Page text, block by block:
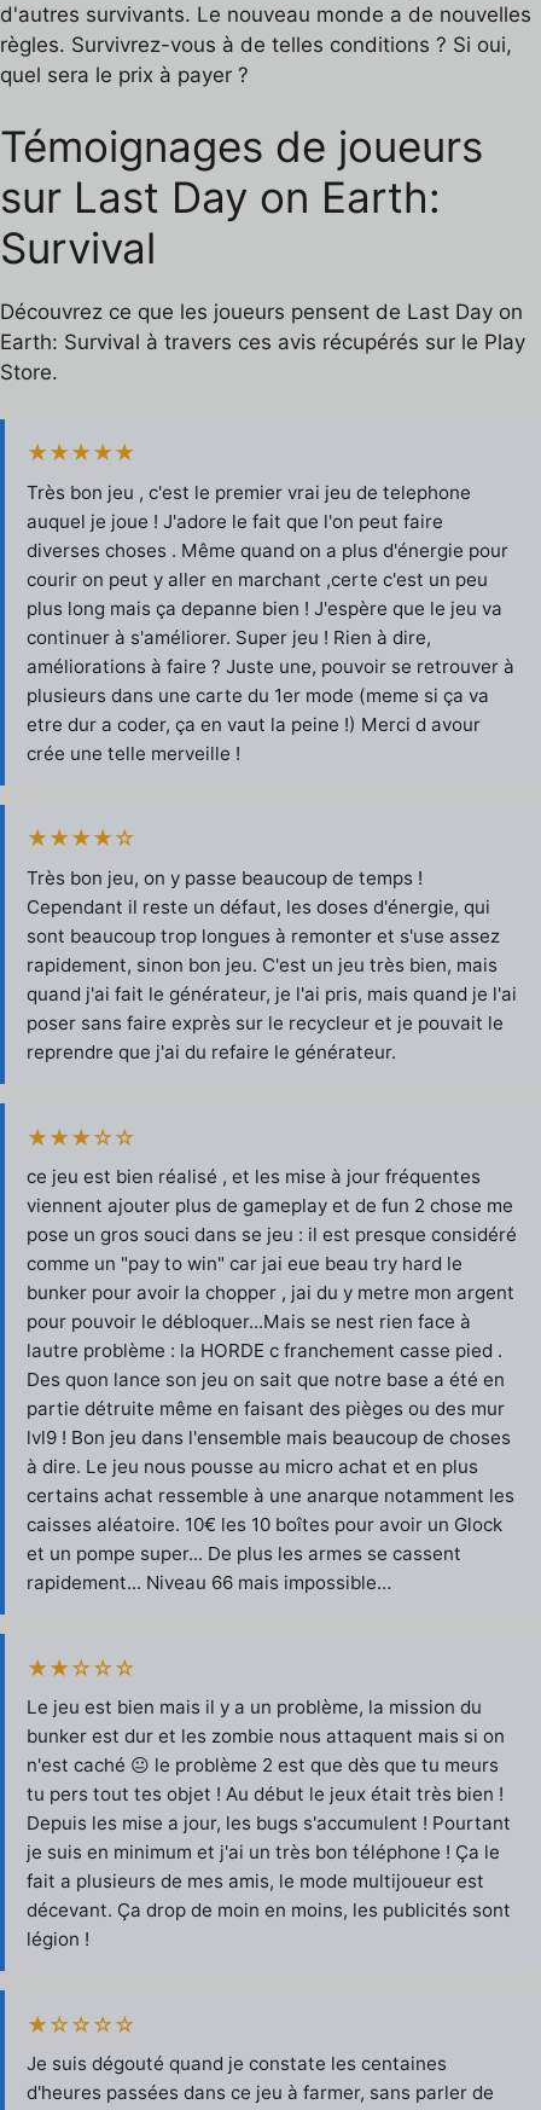
d'autres survivants. Le nouveau monde a de nouvelles
règles. Survivrez-vous à de telles conditions ? Si oui,
quel sera le prix à payer ?
Témoignages de joueurs
sur Last Day on Earth:
Survival
Découvrez ce que les joueurs pensent de Last Day on
Earth: Survival à travers ces avis récupérés sur le Play
Store.
★★★★★
Très bon jeu , c'est le premier vrai jeu de telephone
auquel je joue ! J'adore le fait que l'on peut faire
diverses choses . Même quand on a plus d'énergie pour
courir on peut y aller en marchant ,certe c'est un peu
plus long mais ça depanne bien ! J'espère que le jeu va
continuer à s'améliorer. Super jeu ! Rien à dire,
améliorations à faire ? Juste une, pouvoir se retrouver à
plusieurs dans une carte du 1er mode (meme si ça va
etre dur a coder, ça en vaut la peine !) Merci d avour
crée une telle merveille !
★★★★☆
Très bon jeu, on y passe beaucoup de temps !
Cependant il reste un défaut, les doses d'énergie, qui
sont beaucoup trop longues à remonter et s'use assez
rapidement, sinon bon jeu. C'est un jeu très bien, mais
quand j'ai fait le générateur, je l'ai pris, mais quand je l'ai
poser sans faire exprès sur le recycleur et je pouvait le
reprendre que j'ai du refaire le générateur.
★★★☆☆
ce jeu est bien réalisé , et les mise à jour fréquentes
viennent ajouter plus de gameplay et de fun 2 chose me
pose un gros souci dans se jeu : il est presque considéré
comme un "pay to win" car jai eue beau try hard le
bunker pour avoir la chopper , jai du y metre mon argent
pour pouvoir le débloquer...Mais se nest rien face à
lautre problème : la HORDE c franchement casse pied .
Des quon lance son jeu on sait que notre base a été en
partie détruite même en faisant des pièges ou des mur
lvl9 ! Bon jeu dans l'ensemble mais beaucoup de choses
à dire. Le jeu nous pousse au micro achat et en plus
certains achat ressemble à une anarque notamment les
caisses aléatoire. 10€ les 10 boîtes pour avoir un Glock
et un pompe super... De plus les armes se cassent
rapidement... Niveau 66 mais impossible…
★★☆☆☆
Le jeu est bien mais il y a un problème, la mission du
bunker est dur et les zombie nous attaquent mais si on
n'est caché 😐 le problème 2 est que dès que tu meurs
tu pers tout tes objet ! Au début le jeux était très bien !
Depuis les mise a jour, les bugs s'accumulent ! Pourtant
je suis en minimum et j'ai un très bon téléphone ! Ça le
fait a plusieurs de mes amis, le mode multijoueur est
décevant. Ça drop de moin en moins, les publicités sont
légion !
★☆☆☆☆
Je suis dégouté quand je constate les centaines
d'heures passées dans ce jeu à farmer, sans parler de